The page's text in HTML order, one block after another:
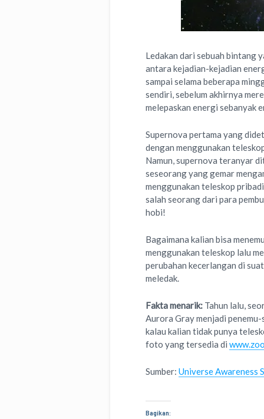
Ledakan dari sebuah bintang
antara kejadian-kejadian
sampai selama beberapa
sendiri, sebelum akhirnya
melepaskan energi sebanyak
Supernova pertama yang
dengan menggunakan
Namun, supernova teranyar
seseorang yang gemar
menggunakan teleskop
salah seorang dari para
hobi!
Bagaimana kalian bisa
menggunakan teleskop lalu
perubahan kecerlangan di
meledak.
Fakta menarik: Tahun lalu,
Aurora Gray menjadi
kalau kalian tidak punya
foto yang tersedia di
Sumber: Universe Awareness
Bagikan: